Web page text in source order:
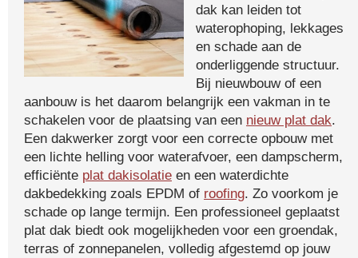
dak kan leiden tot
waterophoping, lekkages
en schade aan de
onderliggende structuur.
Bij nieuwbouw of een
aanbouw is het daarom belangrijk een vakman in te
schakelen voor de plaatsing van een nieuw plat dak.
Een dakwerker zorgt voor een correcte opbouw met
een lichte helling voor waterafvoer, een dampscherm,
efficiënte plat dakisolatie en een waterdichte
dakbedekking zoals EPDM of roofing. Zo voorkom je
schade op lange termijn. Een professioneel geplaatst
plat dak biedt ook mogelijkheden voor een groendak,
terras of zonnepanelen, volledig afgestemd op jouw